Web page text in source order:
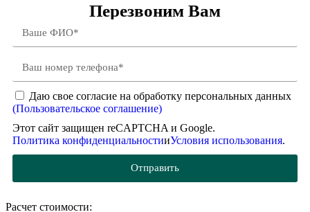
Перезвоним Вам
Даю свое согласие на обработку персональных данных
(Пользовательское соглашение)
Этот сайт защищен reCAPTCHA и Google.
Политика конфиденциальностииУсловия использования.
Отправить
Расчет стоимости: